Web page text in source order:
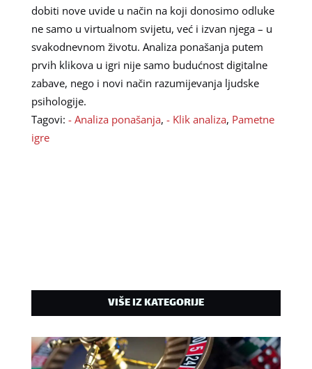
dobiti nove uvide u način na koji donosimo odluke
ne samo u virtualnom svijetu, već i izvan njega – u
svakodnevnom životu. Analiza ponašanja putem
prvih klikova u igri nije samo budućnost digitalne
zabave, nego i novi način razumijevanja ljudske
psihologije.
Tagovi: - Analiza ponašanja, - Klik analiza, Pametne
igre
VIŠE IZ KATEGORIJE